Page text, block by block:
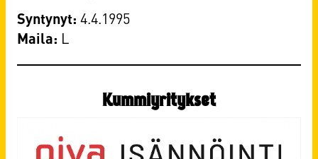
Syntynyt: 4.4.1995
Maila: ​L
Kummiyritykset